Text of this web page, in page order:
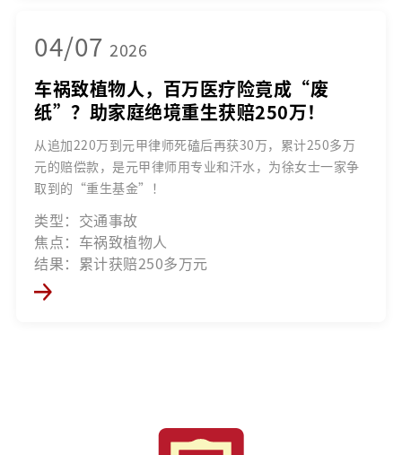
04/07 2026
车祸致植物人，百万医疗险竟成“废
纸”？助家庭绝境重生获赔250万！
从追加220万到元甲律师死磕后再获30万，累计250多万
元的赔偿款，是元甲律师用专业和汗水，为徐女士一家争
取到的“重生基金”！
类型：交通事故
焦点：车祸致植物人
结果：累计获赔250多万元